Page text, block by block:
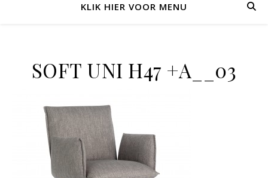
KLIK HIER VOOR MENU
SOFT UNI H47 +A__03